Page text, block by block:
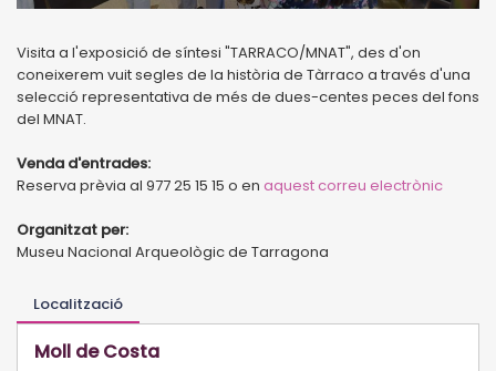
Visita a l'exposició de síntesi "TARRACO/MNAT", des d'on
coneixerem vuit segles de la història de Tàrraco a través d'una
selecció representativa de més de dues-centes peces del fons
del MNAT.
Venda d'entrades:
Reserva prèvia al 977 25 15 15 o en aquest correu electrònic
Organitzat per:
Museu Nacional Arqueològic de Tarragona
Localització
Moll de Costa